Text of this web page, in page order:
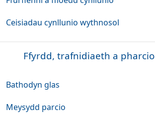
Ceisiadau cynllunio wythnosol
Ffyrdd, trafnidiaeth a pharcio
Bathodyn glas
Meysydd parcio